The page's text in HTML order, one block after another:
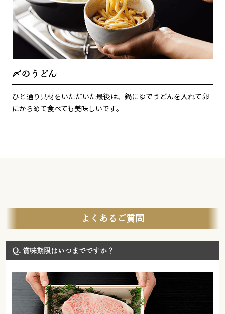
〆のうどん
ひと通り具材をいただいた最後は、鍋にゆでうどんを入れて卵
にからめて食べても美味しいです。
よくあるご質問
Q. 賞味期限はいつまでですか？